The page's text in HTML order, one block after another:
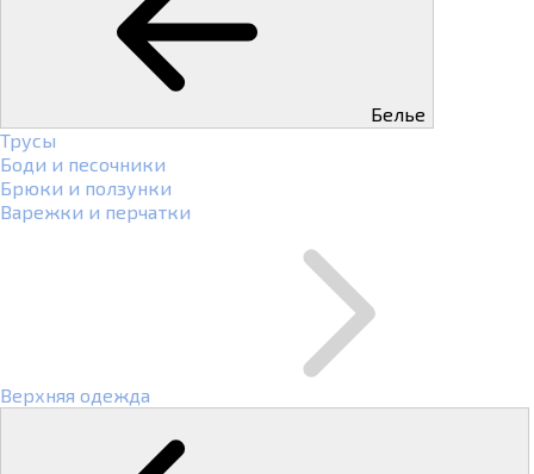
Белье
Трусы
Боди и песочники
Брюки и ползунки
Варежки и перчатки
Верхняя одежда